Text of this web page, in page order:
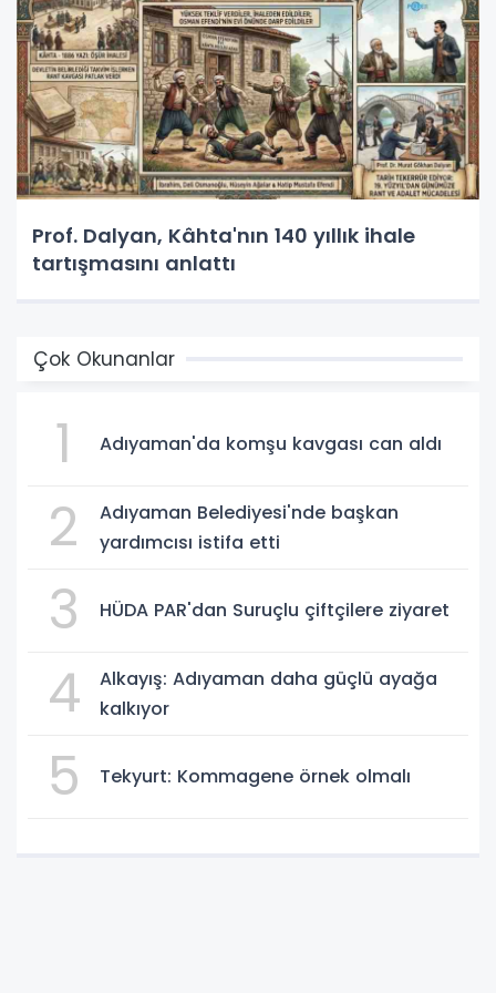
Prof. Dalyan, Kâhta'nın 140 yıllık ihale
tartışmasını anlattı
Çok Okunanlar
1 Adıyaman'da komşu kavgası can aldı
2
Adıyaman Belediyesi'nde başkan
yardımcısı istifa etti
3 HÜDA PAR'dan Suruçlu çiftçilere ziyaret
4
Alkayış: Adıyaman daha güçlü ayağa
kalkıyor
5 Tekyurt: Kommagene örnek olmalı